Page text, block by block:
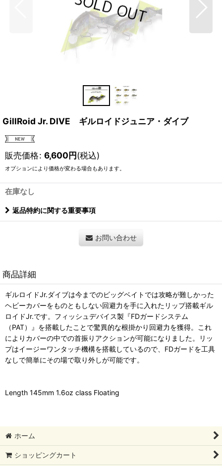
GillRoid Jr. DIVE ギルロイドジュニア・ダイブ
販売価格: 6,600円(税込)
オプションにより価格が変わる場合もあります。
在庫なし
返品特約に関する重要事項
お問い合わせ
商品詳細
ギルロイドJr.ダイブは今までのビッグベイトでは攻略が難しかった
ヘビーカバーをものともしない回避力を手に入れたリップ搭載ギル
ロイドJr.です。フィッシュデバイス製『FDガードシステム
（PAT）』を搭載したことで驚異的な根掛かり回避力を獲得。これ
によりカバーの中での首振りアクションが可能になりました。リッ
プはイージーワンタッチ機構を搭載しているので、FDガードを工具
なしで簡単にその場で取り外しが可能です。
Length 145mm 1.6oz class Floating
ホーム
ショッピングカート